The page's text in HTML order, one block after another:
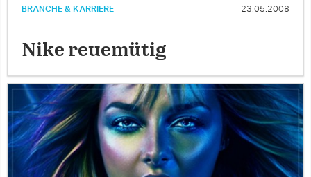
BRANCHE & KARRIERE 23.05.2008
Nike reuemütig